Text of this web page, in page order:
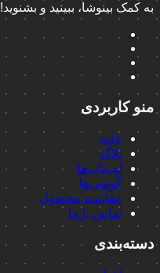
به کمک بینوشا، ببینید و بشنوید!
منو کاربردی
خانه
بلاگ
لپ‌تاپ‌ها
گوشی‌ها
مقایسه محصول
تماس با ما
دسته‌بندی